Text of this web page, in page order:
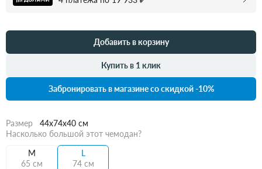
Добавить в корзину
Купить в 1 клик
Забронировать в магазине со скидкой -10%
Размер
44x74x40 см
Насколько большой этот чемодан?
M
65 см
L
74 см